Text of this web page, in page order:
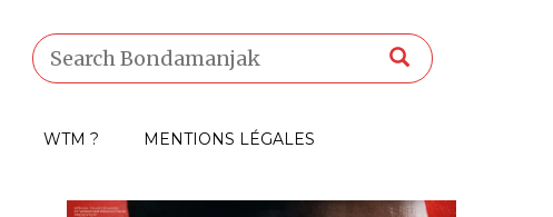
WTM ? MENTIONS LÉGALES